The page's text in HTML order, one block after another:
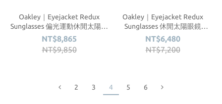
Oakley｜Eyejacket Redux
Sunglasses 偏光運動休閒太陽眼
鏡 #0OO9438-05
NT$8,865
NT$9,850
Oakley｜Eyejacket Redux
Sunglasses 休閒太陽眼鏡
#0OO9438-01
NT$6,480
NT$7,200
2 3 4 5 6